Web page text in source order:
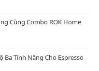
Cùng Combo ROK Home
Ba Tính Năng Cho Espresso